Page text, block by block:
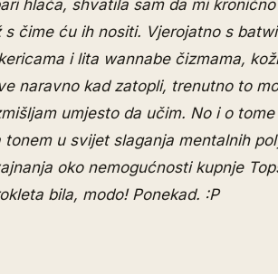
hlača, shvatila sam da mi
s čime ću ih nositi. Vjerojatno s
i lita wannabe čizmama,
naravno kad zatopli, trenutno to
umjesto da učim. No i o tome
u svijet slaganja mentalnih
oko nemogućnosti kupnje
bila, modo! Ponekad. :P